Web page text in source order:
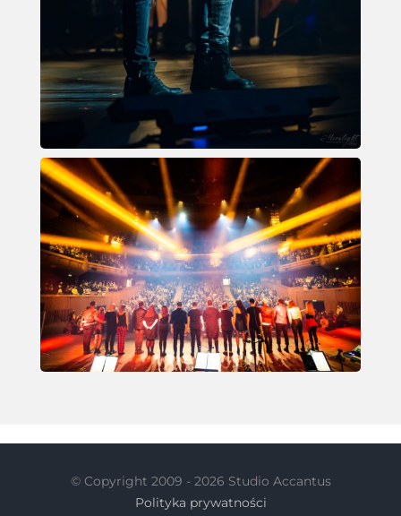
© Copyright 2009 - 2026 Studio Accantus
Polityka prywatności